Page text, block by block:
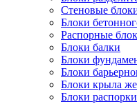
Стеновые
Блоки
Распорные
Блоки балки
Блоки
Блоки
Блоки крыла
Блоки